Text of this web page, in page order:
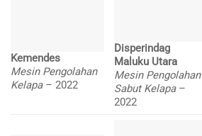
Kemendes
Mesin Pengolahan
Kelapa – 2022
Disperindag
Maluku Utara
Mesin Pengolahan
Sabut Kelapa –
2022